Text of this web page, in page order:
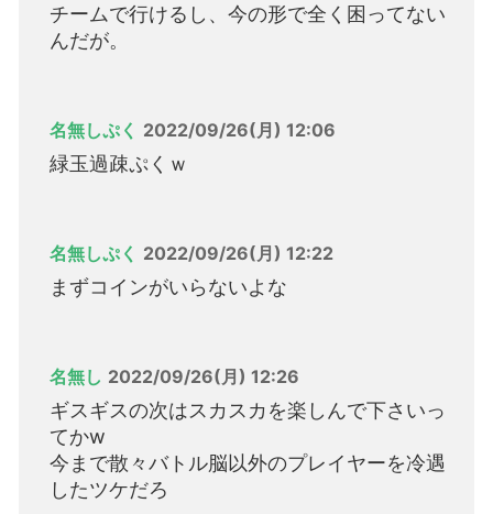
チームで行けるし、今の形で全く困ってない
んだが。
名無しぷく 2022/09/26(月) 12:06
緑玉過疎ぷくｗ
名無しぷく 2022/09/26(月) 12:22
まずコインがいらないよな
名無し 2022/09/26(月) 12:26
ギスギスの次はスカスカを楽しんで下さいっ
てかw
今まで散々バトル脳以外のプレイヤーを冷遇
したツケだろ